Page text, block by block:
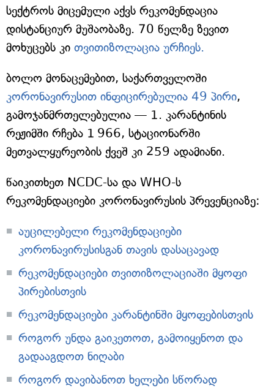
სექტროს მიცემული აქვს რეკომენდაცია
დისტანციურ მუშაობაზე. 70 წელზე ზევით
მოხუცებს კი თვითიზოლაცია ურჩიეს.
ბოლო მონაცემებით, საქართველოში
კორონავირუსით ინფიცირებულია 49 პირი,
გამოჯანმრთელებულია — 1. კარანტინის
რეჟიმში რჩება 1 966, სტაციონარში
მეთვალყურეობის ქვეშ კი 259 ადამიანი.
წაიკითხეთ NCDC-სა და WHO-ს
რეკომენდაციები კორონავირუსის პრევენციაზე:
აუცილებელი რეკომენდაციები
კორონავირუსისგან თავის დასაცავად
რეკომენდაციები თვითიზოლაციაში მყოფი
პირებისთვის
რეკომენდაციები კარანტინში მყოფებისთვის
როგორ უნდა გაიკეთოთ, გამოიყენოთ და
გადააგდოთ ნიღაბი
როგორ დავიბანოთ ხელები სწორად